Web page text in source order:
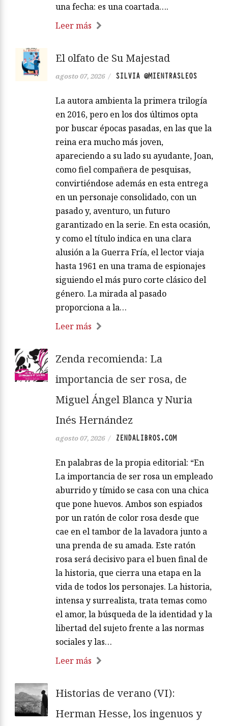
una fecha: es una coartada….
Leer más
El olfato de Su Majestad
agosto 07, 2026 / SILVIA @MIENTRASLEOS
La autora ambienta la primera trilogía
en 2016, pero en los dos últimos opta
por buscar épocas pasadas, en las que la
reina era mucho más joven,
apareciendo a su lado su ayudante, Joan,
como fiel compañera de pesquisas,
convirtiéndose además en esta entrega
en un personaje consolidado, con un
pasado y, aventuro, un futuro
garantizado en la serie. En esta ocasión,
y como el título indica en una clara
alusión a la Guerra Fría, el lector viaja
hasta 1961 en una trama de espionajes
siguiendo el más puro corte clásico del
género. La mirada al pasado
proporciona a la…
Leer más
Zenda recomienda: La
importancia de ser rosa, de
Miguel Ángel Blanca y Nuria
Inés Hernández
agosto 07, 2026 / ZENDALIBROS.COM
En palabras de la propia editorial: “En
La importancia de ser rosa un empleado
aburrido y tímido se casa con una chica
que pone huevos. Ambos son espiados
por un ratón de color rosa desde que
cae en el tambor de la lavadora junto a
una prenda de su amada. Este ratón
rosa será decisivo para el buen final de
la historia, que cierra una etapa en la
vida de todos los personajes. La historia,
intensa y surrealista, trata temas como
el amor, la búsqueda de la identidad y la
libertad del sujeto frente a las normas
sociales y las…
Leer más
Historias de verano (VI):
Herman Hesse, los ingenuos y